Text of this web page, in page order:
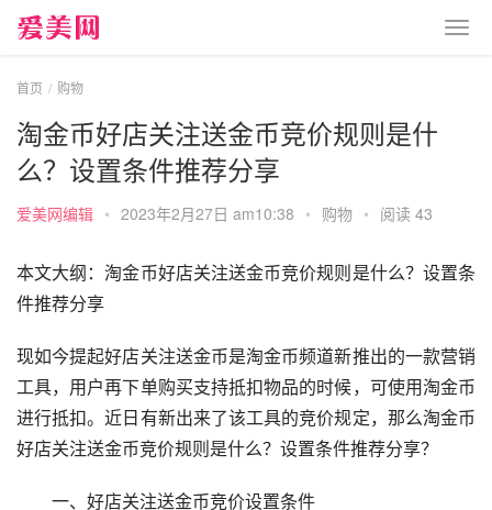
首页 购物
淘金币好店关注送金币竞价规则是什
么？设置条件推荐分享
爱美网编辑 • 2023年2月27日 am10:38 • 购物 • 阅读 43
本文大纲：淘金币好店关注送金币竞价规则是什么？设置条
件推荐分享
现如今提起好店关注送金币是淘金币频道新推出的一款营销
工具，用户再下单购买支持抵扣物品的时候，可使用淘金币
进行抵扣。近日有新出来了该工具的竞价规定，那么淘金币
好店关注送金币竞价规则是什么？设置条件推荐分享？
一、好店关注送金币竞价设置条件